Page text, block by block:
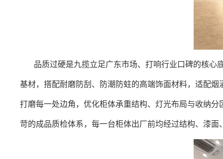
品质过硬是九揽立足广东市场、打响行业口碑的核
基材，搭配耐磨防刮、防潮防蛀的高端饰面材料，适配烟
打磨每一处边角，优化柜体承重结构、灯光布局与收纳
苛的成品质检体系，每一台柜体出厂前均经过结构、漆